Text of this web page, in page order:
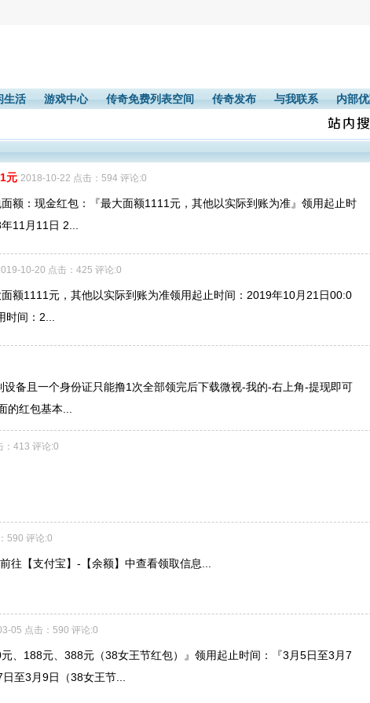
生活 游戏中心 传奇免费列表空间 传奇发布 与我联系 内部
元 2018-10-22 点击：594 评论:0
额：现金红包：『最大面额1111元，其他以实际到账为准』领用起止时
11月11日 2...
10-20 点击：425 评论:0
额1111元，其他以实际到账为准领用起止时间：2019年10月21日00:0
间：2...
备且一个身份证只能撸1次全部领完后下载微视-我的-右上角-提现即可
红包基本...
：413 评论:0
590 评论:0
往【支付宝】-【余额】中查看领取信息...
05 点击：590 评论:0
、188元、388元（38女王节红包）』领用起止时间：『3月5日至3月7
至3月9日（38女王节...